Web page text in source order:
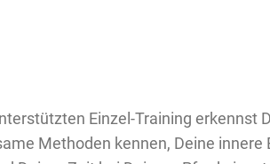
Einzel-Training erkennst
Methoden kennen, Deine